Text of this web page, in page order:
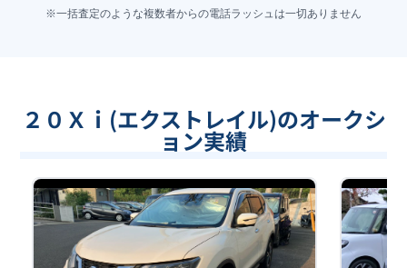
※一括査定のような複数者からの電話ラッシュは一切ありません
２０Ｘｉ(エクストレイル)のオークシ
ョン実績